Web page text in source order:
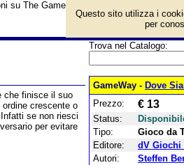
su The Game: Faccia a Faccia e prezzo
che finisce il suo
crescente o
se non riesci
per evitare
Trova nel Catalogo:
GameWay - Dove
Prezzo:
€ 13
Status:
Tipo:
Gioco da
Editore:
dV Giochi
Autori:
Steffen
Questo sito utilizza i
per